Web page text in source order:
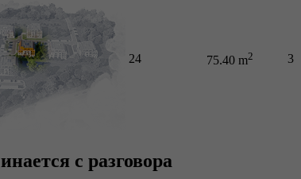
24 75.40 m2 3
с разговора